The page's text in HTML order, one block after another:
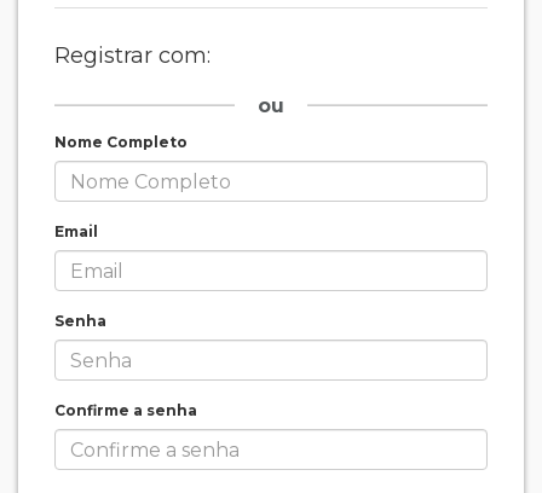
Registrar com:
ou
Nome Completo
Email
Senha
Confirme a senha